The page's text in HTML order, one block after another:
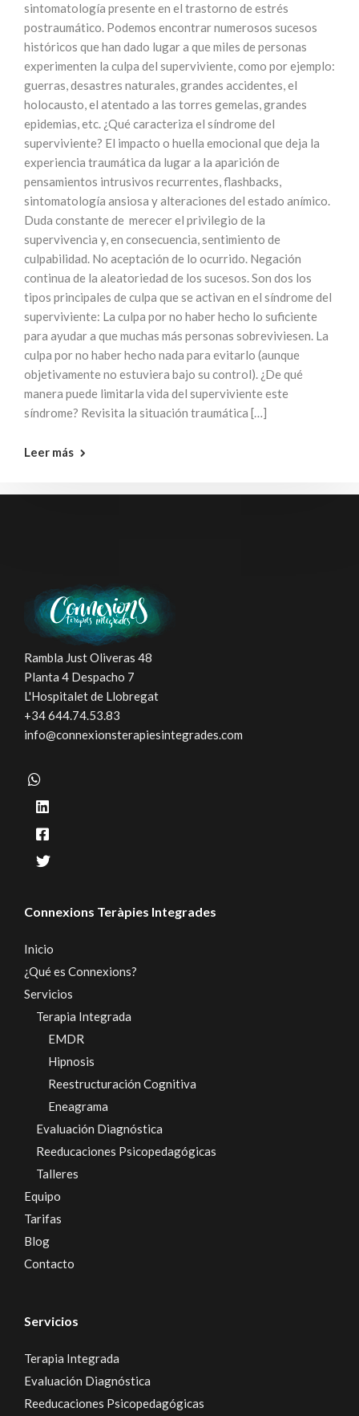
sintomatología presente en el trastorno de estrés
postraumático. Podemos encontrar numerosos sucesos
históricos que han dado lugar a que miles de personas
experimenten la culpa del superviviente, como por ejemplo:
guerras, desastres naturales, grandes accidentes, el
holocausto, el atentado a las torres gemelas, grandes
epidemias, etc. ¿Qué caracteriza el síndrome del
superviviente? El impacto o huella emocional que deja la
experiencia traumática da lugar a la aparición de
pensamientos intrusivos recurrentes, flashbacks,
sintomatología ansiosa y alteraciones del estado anímico.
Duda constante de merecer el privilegio de la
supervivencia y, en consecuencia, sentimiento de
culpabilidad. No aceptación de lo ocurrido. Negación
continua de la aleatoriedad de los sucesos. Son dos los
tipos principales de culpa que se activan en el síndrome del
superviviente: La culpa por no haber hecho lo suficiente
para ayudar a que muchas más personas sobreviviesen. La
culpa por no haber hecho nada para evitarlo (aunque
objetivamente no estuviera bajo su control). ¿De qué
manera puede limitarla vida del superviviente este
síndrome? Revisita la situación traumática […]
Leer más
Rambla Just Oliveras 48
Planta 4 Despacho 7
L'Hospitalet de Llobregat
+34 644.74.53.83
info@connexionsterapiesintegrades.com
Connexions Teràpies Integrades
Inicio
¿Qué es Connexions?
Servicios
Terapia Integrada
EMDR
Hipnosis
Reestructuración Cognitiva
Eneagrama
Evaluación Diagnóstica
Reeducaciones Psicopedagógicas
Talleres
Equipo
Tarifas
Blog
Contacto
Servicios
Terapia Integrada
Evaluación Diagnóstica
Reeducaciones Psicopedagógicas